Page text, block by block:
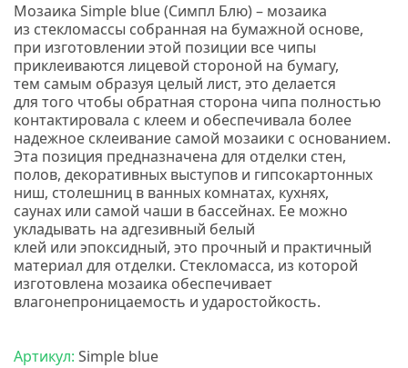
Мозаика Simple blue(Симпл Блю) – мозаика
из стекломассы собранная на бумажной основе,
при изготовлении этой позиции все чипы
приклеиваются лицевой стороной на бумагу,
тем самым образуя целый лист, это делается
для того чтобы обратная сторона чипа полностью
контактировала с клеем и обеспечивала более
надежное склеивание самой мозаики с основанием.
Эта позиция предназначена для отделки стен,
полов, декоративных выступов и гипсокартонных
ниш, столешниц в ванных комнатах, кухнях,
саунах или самой чаши в бассейнах. Ее можно
укладывать на адгезивный белый
клей или эпоксидный, это прочный и практичный
материал для отделки. Стекломасса, из которой
изготовлена мозаика обеспечивает
влагонепроницаемость и ударостойкость.
Артикул: Simple blue